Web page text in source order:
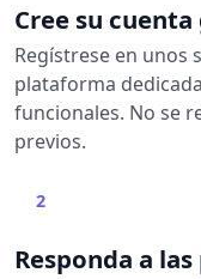
Cree su
Regístrese en unos
plataforma
funcionales. No se
previos.
2
Responda a